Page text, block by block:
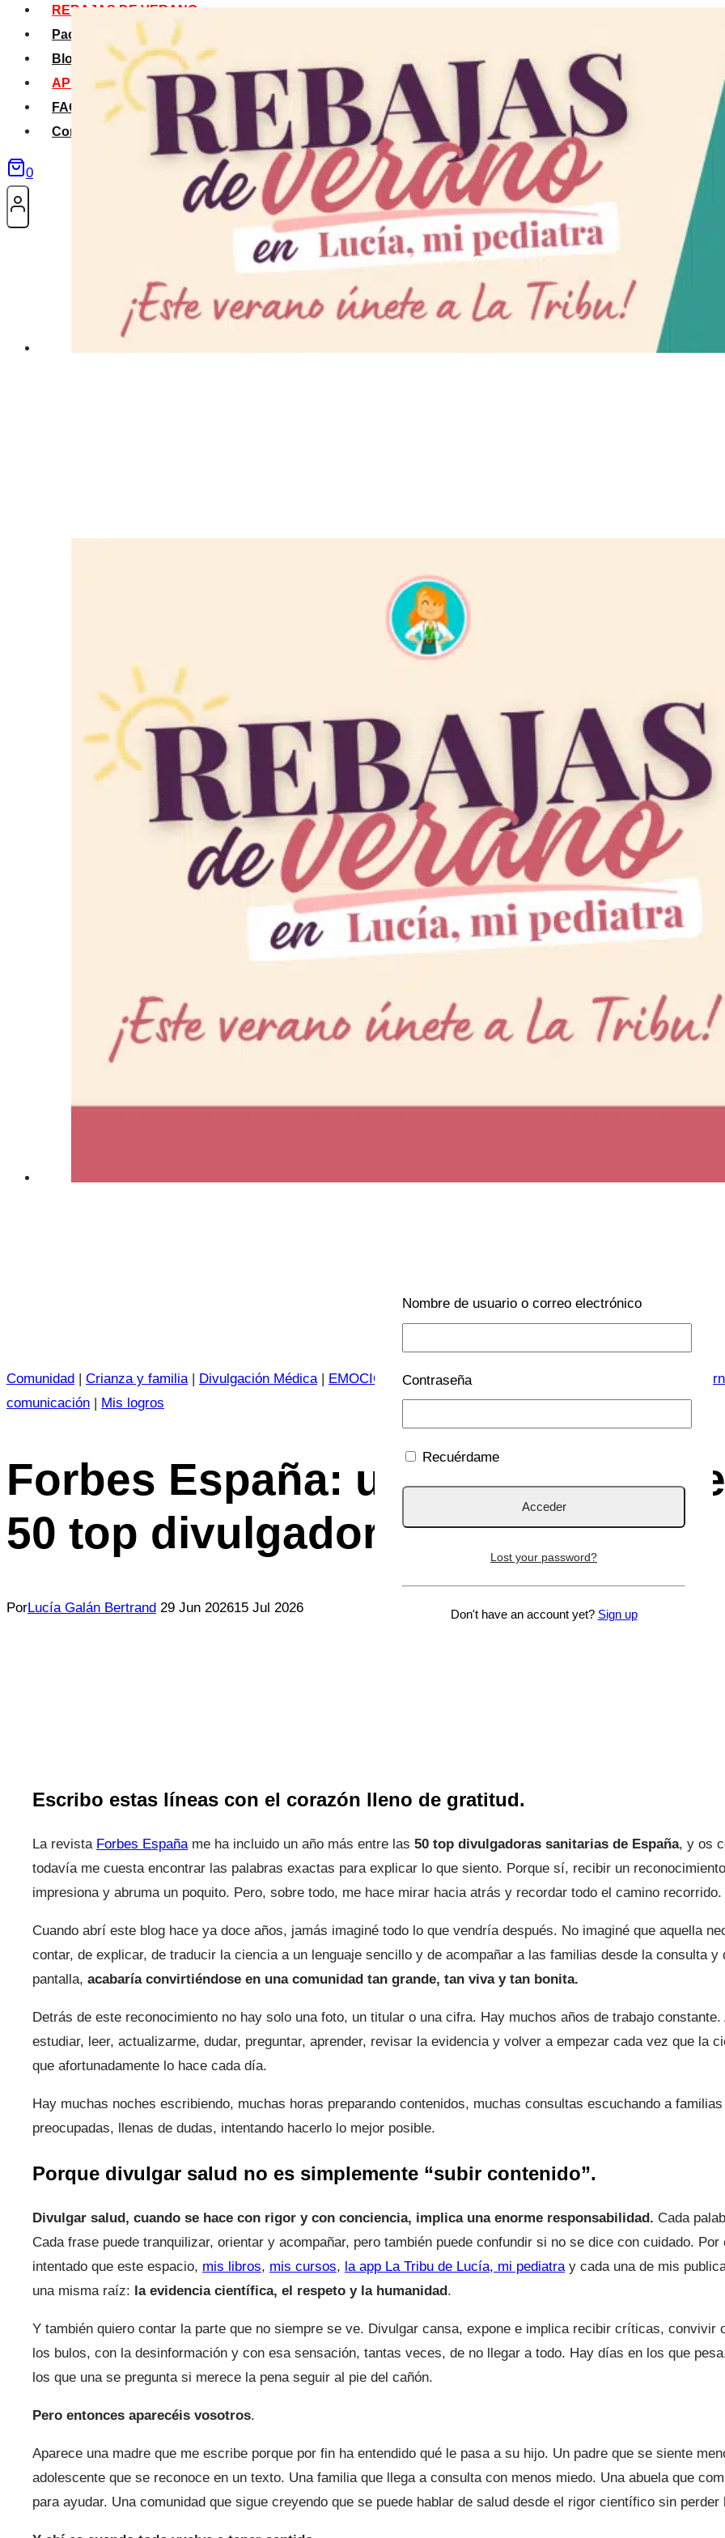
REBAJAS DE VERANO
Packs Verano
Blog
APP La Tribu
FAQS
Contacto
0
Comunidad | Crianza y familia| Divulgación Médica| EMOCIONES|Forbes|
comunicación | Mis logros
Forbes España: un año más
50 top divulgadoras sanitarias
PorLucía Galán Bertrand 29 Jun 202615 Jul 2026
Escribo estas líneas con el corazón lleno de gratitud.
La revista Forbes Españame ha incluido un año más entre las 50 top divulgadoras sanitarias de España, y os
todavía me cuesta encontrar las palabras exactas para explicar lo que siento. Porque sí, recibir un
impresiona y abruma un poquito. Pero, sobre todo, me hace mirar hacia atrás y recordar todo el camino recorrido.
Cuando abrí este blog hace ya doce años, jamás imaginé todo lo que vendría después. No imaginé que aquella
contar, de explicar, de traducir la ciencia a un lenguaje sencillo y de acompañar a las familias desde la consulta y
pantalla, acabaría convirtiéndose en una comunidad tan grande, tan viva y tan bonita.
Detrás de este reconocimiento no hay solo una foto, un titular o una cifra. Hay muchos años de trabajo constante.
estudiar, leer, actualizarme, dudar, preguntar, aprender, revisar la evidencia y volver a empezar cada vez que la
que afortunadamente lo hace cada día.
Hay muchas noches escribiendo, muchas horas preparando contenidos, muchas consultas escuchando a
preocupadas, llenas de dudas, intentando hacerlo lo mejor posible.
Porque divulgar salud no es simplemente “subir contenido”.
Divulgar salud, cuando se hace con rigor y con conciencia, implica una enorme responsabilidad. Cada
Cada frase puede tranquilizar, orientar y acompañar, pero también puede confundir si no se dice con cuidado. Por
intentado que este espacio, mis libros, mis cursos, la app La Tribu de Lucía, mi pediatray cada una de mis
una misma raíz: la evidencia científica, el respeto y la humanidad.
Y también quiero contar la parte que no siempre se ve. Divulgar cansa, expone e implica recibir críticas, convivir
los bulos, con la desinformación y con esa sensación, tantas veces, de no llegar a todo. Hay días en los que
los que una se pregunta si merece la pena seguir al pie del cañón.
Pero entonces aparecéis vosotros.
Aparece una madre que me escribe porque por fin ha entendido qué le pasa a su hijo. Un padre que se siente
adolescente que se reconoce en un texto. Una familia que llega a consulta con menos miedo. Una abuela que
para ayudar. Una comunidad que sigue creyendo que se puede hablar de salud desde el rigor científico sin perder
Nombre de usuario o correo electrónico
Contraseña
Recuérdame
Lost your password?
Don't have an account yet? Sign up